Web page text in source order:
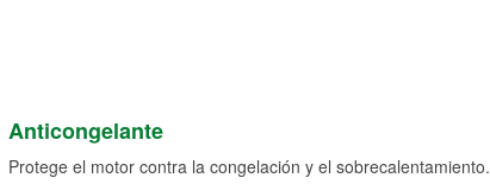
Anticongelante
Protege el motor contra la congelación y el sobrecalentamiento.